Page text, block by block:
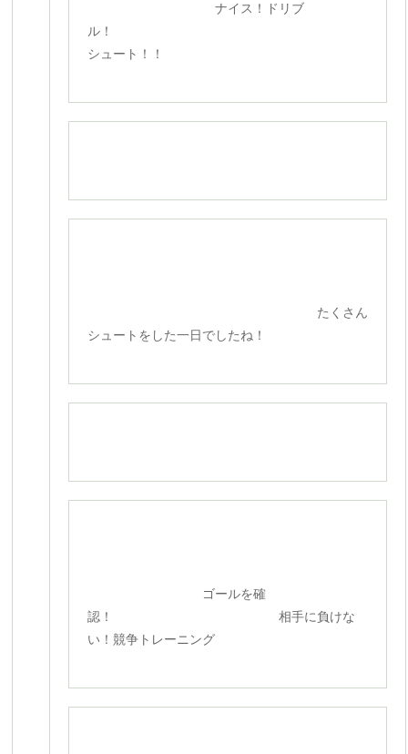
ナイス！ドリブ
ル！
シュート！！
たくさん
シュートをした一日でしたね！
ゴールを確
認！ 相手に負けな
い！競争トレーニング